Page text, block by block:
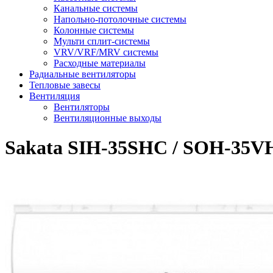
Канальные системы
Напольно-потолочные системы
Колонные системы
Мульти сплит-системы
VRV/VRF/MRV системы
Расходные материалы
Радиальные вентиляторы
Тепловые завесы
Вентиляция
Вентиляторы
Вентиляционные выходы
Sakata SIH-35SHC / SOH-